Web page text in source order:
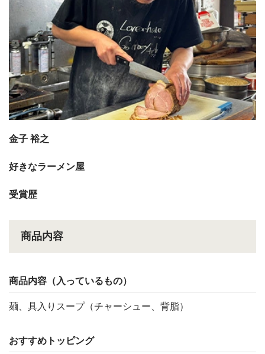
金子 裕之
好きなラーメン屋
受賞歴
商品内容
商品内容（入っているもの）
麺、具入りスープ（チャーシュー、背脂）
おすすめトッピング